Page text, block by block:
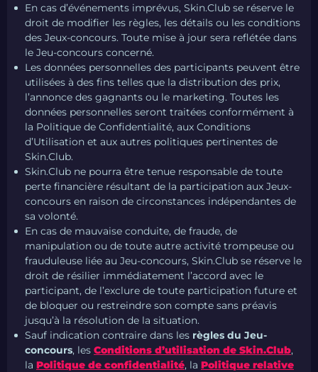
En cas d’événements imprévus, Skin.Club se réserve le
droit de modifier les règles, les détails ou les conditions
des Jeux-concours. Toute mise à jour sera reflétée dans
le Jeu-concours concerné.
Les données personnelles des participants peuvent être
utilisées à des fins telles que la distribution des prix,
l’annonce des gagnants ou le marketing. Toutes les
données personnelles seront traitées conformément à
la Politique de Confidentialité, aux Conditions
d’Utilisation et aux autres politiques pertinentes de
Skin.Club.
Skin.Club ne pourra être tenue responsable de toute
perte financière résultant de la participation aux Jeux-
concours en raison de circonstances indépendantes de
sa volonté.
En cas de mauvaise conduite, de fraude, de
manipulation ou de toute autre activité trompeuse ou
frauduleuse liée au Jeu-concours, Skin.Club se réserve le
droit de résilier immédiatement l’accord avec le
participant, de l’exclure de toute participation future et
de bloquer ou restreindre son compte sans préavis
jusqu’à la résolution de la situation.
Sauf indication contraire dans les règles du Jeu-
concours, les Conditions d’utilisation de Skin.Club,
la Politique de confidentialité, la Politique relative